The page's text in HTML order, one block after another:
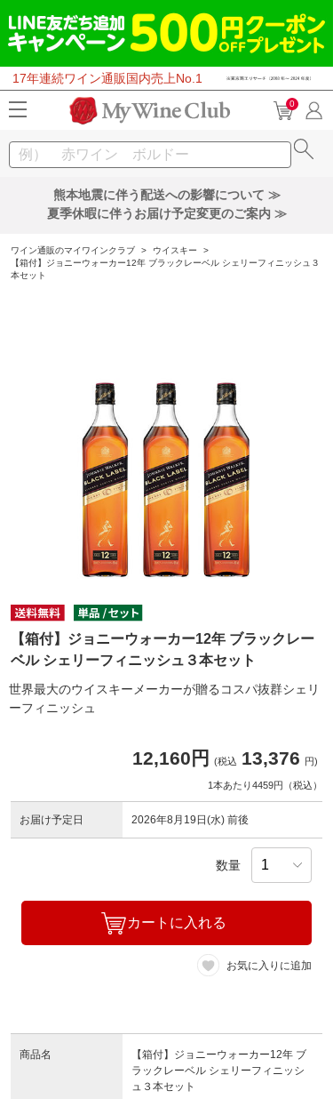
17年連続ワイン通販国内売上No.1
0
熊本地震に伴う配送への影響について ≫
夏季休暇に伴うお届け予定変更のご案内 ≫
ワイン通販のマイワインクラブ > ウイスキー
>
【箱付】ジョニーウォーカー12年 ブラックレーベル シェリーフィニッシュ３
本セット
【箱付】ジョニーウォーカー12年 ブラックレー
ベル シェリーフィニッシュ３本セット
世界最大のウイスキーメーカーが贈るコスパ抜群シェリ
ーフィニッシュ
12,160円 (税込 13,376 円)
1本あたり4459円（税込）
お届け予定日 2026年8月19日(水) 前後
数量
カートに入れる
お気に入りに追加
商品名
【箱付】ジョニーウォーカー12年 ブ
ラックレーベル シェリーフィニッシ
ュ３本セット